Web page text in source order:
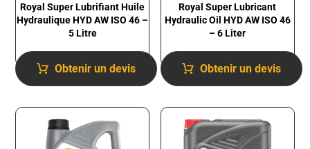
Royal Super Lubrifiant Huile
Hydraulique HYD AW ISO 46 –
5 Litre
Obtenir un devis
Royal Super Lubricant
Hydraulic Oil HYD AW ISO 46
– 6 Liter
Obtenir un devis